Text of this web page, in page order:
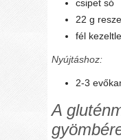
csipet só
22 g
fél
Nyújtáshoz:
2-3
A